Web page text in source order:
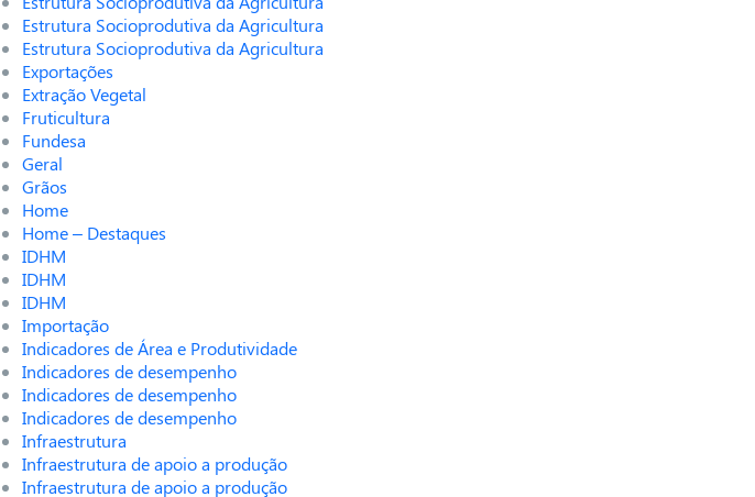
Estrutura Socioprodutiva da Agricultura
Estrutura Socioprodutiva da Agricultura
Exportações
Extração Vegetal
Fruticultura
Fundesa
Geral
Grãos
Home
Home – Destaques
IDHM
IDHM
IDHM
Importação
Indicadores de Área e Produtividade
Indicadores de desempenho
Indicadores de desempenho
Indicadores de desempenho
Infraestrutura
Infraestrutura de apoio a produção
Infraestrutura de apoio a produção